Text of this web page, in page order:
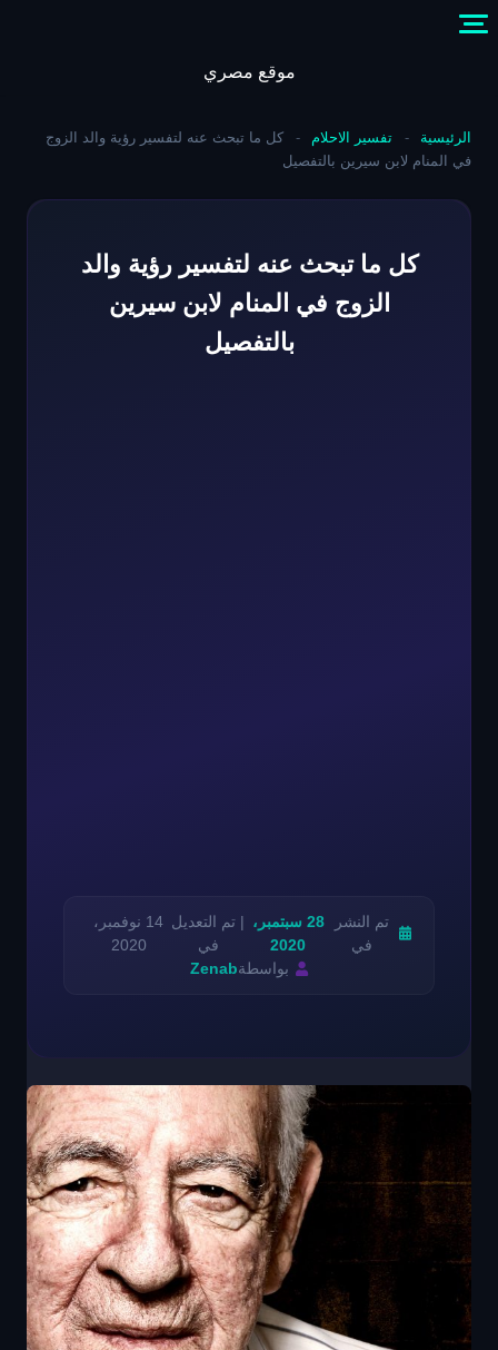
موقع مصري
الرئيسية - تفسير الاحلام -
كل ما تبحث عنه لتفسير رؤية والد الزوج
في المنام لابن سيرين بالتفصيل
كل ما تبحث عنه لتفسير رؤية والد
الزوج في المنام لابن سيرين
بالتفصيل
تم النشر
في
28 سبتمبر،
2020
| تم التعديل
في
14 نوفمبر،
2020
بواسطةZenab